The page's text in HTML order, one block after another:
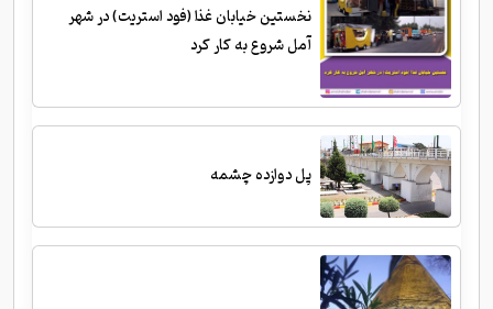
نخستین خیابان غذا (فود استریت) در شهر
آمل شروع به کار کرد
پل دوازده چشمه